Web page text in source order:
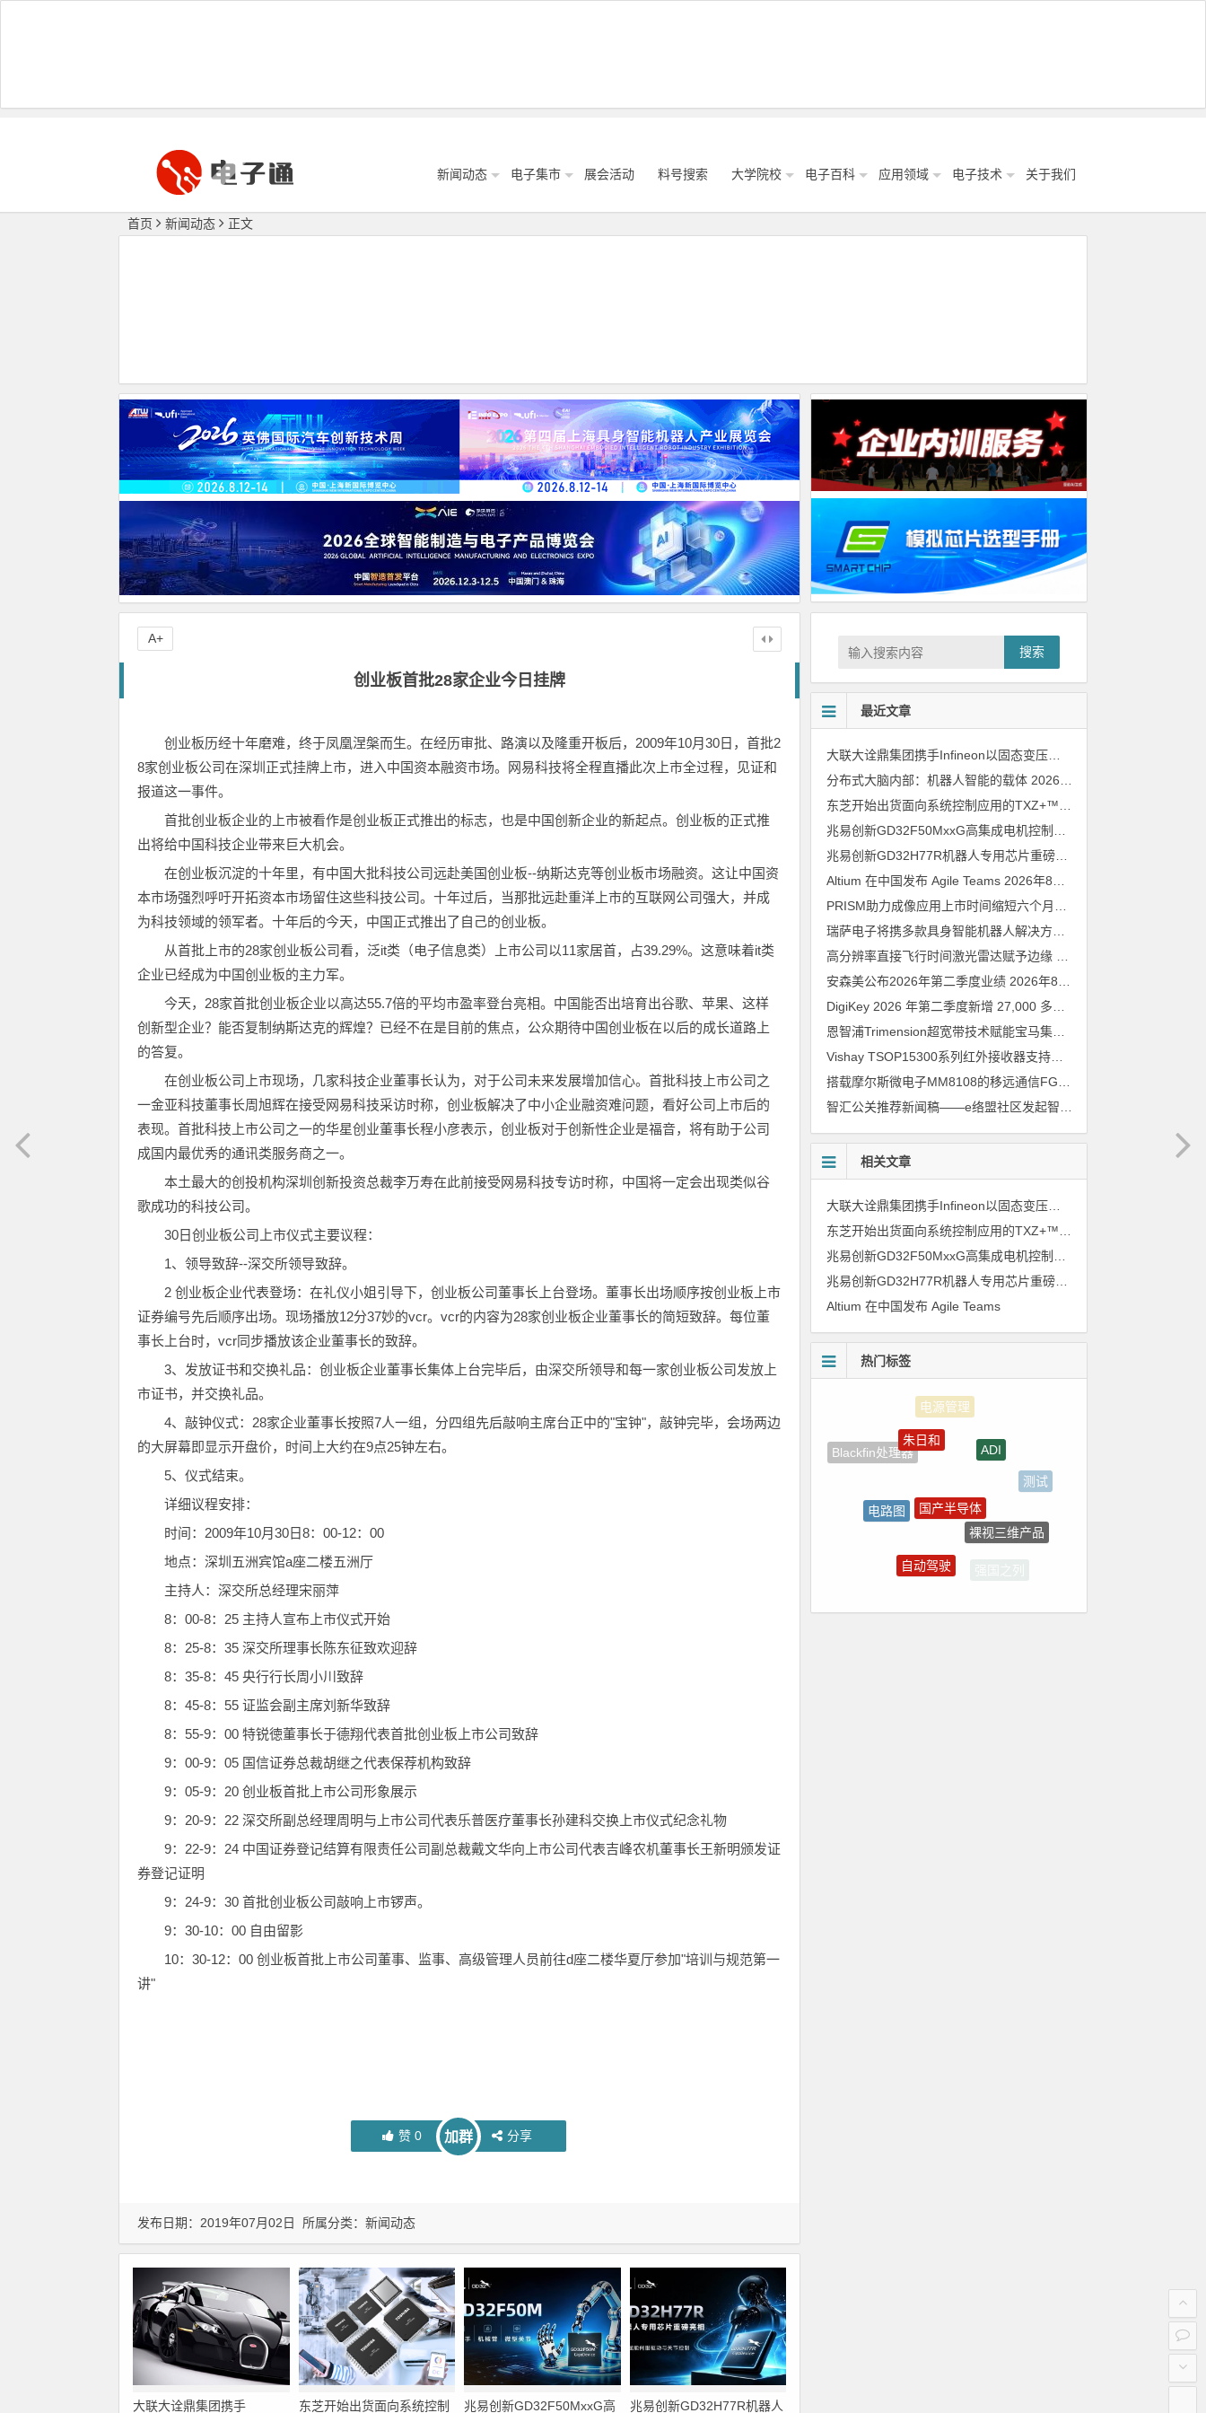
新闻动态 电子集市 展会活动 料号搜索 大学院校 电子百科 应用领域 电子技术 关于我们
首页 新闻动态 正文
创业板首批28家企业今日挂牌
创业板历经十年磨难，终于凤凰涅槃而生。在经历审批、路演以及隆重开板后，2009年10月30日，首批2
8家创业板公司在深圳正式挂牌上市，进入中国资本融资市场。网易科技将全程直播此次上市全过程，见证和
报道这一事件。
首批创业板企业的上市被看作是创业板正式推出的标志，也是中国创新企业的新起点。创业板的正式推
出将给中国科技企业带来巨大机会。
在创业板沉淀的十年里，有中国大批科技公司远赴美国创业板--纳斯达克等创业板市场融资。这让中国资
本市场强烈呼吁开拓资本市场留住这些科技公司。十年过后，当那批远赴重洋上市的互联网公司强大，并成
为科技领域的领军者。十年后的今天，中国正式推出了自己的创业板。
从首批上市的28家创业板公司看，泛it类（电子信息类）上市公司以11家居首，占39.29%。这意味着it类
企业已经成为中国创业板的主力军。
今天，28家首批创业板企业以高达55.7倍的平均市盈率登台亮相。中国能否出培育出谷歌、苹果、这样
创新型企业？能否复制纳斯达克的辉煌？已经不在是目前的焦点，公众期待中国创业板在以后的成长道路上
的答复。
在创业板公司上市现场，几家科技企业董事长认为，对于公司未来发展增加信心。首批科技上市公司之
一金亚科技董事长周旭辉在接受网易科技采访时称，创业板解决了中小企业融资难问题，看好公司上市后的
表现。首批科技上市公司之一的华星创业董事长程小彦表示，创业板对于创新性企业是福音，将有助于公司
成国内最优秀的通讯类服务商之一。
本土最大的创投机构深圳创新投资总裁李万寿在此前接受网易科技专访时称，中国将一定会出现类似谷
歌成功的科技公司。
30日创业板公司上市仪式主要议程：
1、领导致辞--深交所领导致辞。
2 创业板企业代表登场：在礼仪小姐引导下，创业板公司董事长上台登场。董事长出场顺序按创业板上市
证券编号先后顺序出场。现场播放12分37妙的vcr。vcr的内容为28家创业板企业董事长的简短致辞。每位董
事长上台时，vcr同步播放该企业董事长的致辞。
3、发放证书和交换礼品：创业板企业董事长集体上台完毕后，由深交所领导和每一家创业板公司发放上
市证书，并交换礼品。
4、敲钟仪式：28家企业董事长按照7人一组，分四组先后敲响主席台正中的"宝钟"，敲钟完毕，会场两边
的大屏幕即显示开盘价，时间上大约在9点25钟左右。
5、仪式结束。
详细议程安排：
时间：2009年10月30日8：00-12：00
地点：深圳五洲宾馆a座二楼五洲厅
主持人：深交所总经理宋丽萍
8：00-8：25 主持人宣布上市仪式开始
8：25-8：35 深交所理事长陈东征致欢迎辞
8：35-8：45 央行行长周小川致辞
8：45-8：55 证监会副主席刘新华致辞
8：55-9：00 特锐徳董事长于德翔代表首批创业板上市公司致辞
9：00-9：05 国信证券总裁胡继之代表保荐机构致辞
9：05-9：20 创业板首批上市公司形象展示
9：20-9：22 深交所副总经理周明与上市公司代表乐普医疗董事长孙建科交换上市仪式纪念礼物
9：22-9：24 中国证券登记结算有限责任公司副总裁戴文华向上市公司代表吉峰农机董事长王新明颁发证
券登记证明
9：24-9：30 首批创业板公司敲响上市锣声。
9：30-10：00 自由留影
10：30-12：00 创业板首批上市公司董事、监事、高级管理人员前往d座二楼华夏厅参加"培训与规范第一
讲"
赞0 加群 分享
A+
发布日期：2019年07月02日 所属分类： 新闻动态
大联大诠鼎集团携手 东芝开始出货面向系统控制 兆易创新GD32F50MxxG高 兆易创新GD32H77R机器人
搜索
最近文章
大联大诠鼎集团携手Infineon以固态变压器重构配电效率新标杆
分布式大脑内部：机器人智能的载体 2026年8月6日
兆易创新GD32H77R机器人专用芯片重磅亮相，精准赋能伺服驱动与关节控制
Altium 在中国发布 Agile Teams 2026年8月6日
安森美公布2026年第二季度业绩 2026年8月6日
恩智浦Trimension超宽带技术赋能宝马集团Digital Key Plus及生命体存在检测功能
Vishay TSOP15300系列红外接收器支持所有主流遥控代码
相关文章
大联大诠鼎集团携手Infineon以固态变压器重构配电效率新标杆
兆易创新GD32H77R机器人专用芯片重磅亮相，精准赋能伺服驱动与关节控制
Altium 在中国发布 Agile Teams
热门标签
Blackfin处理器
朱日和
测试
裸视三维产品
ZigBee